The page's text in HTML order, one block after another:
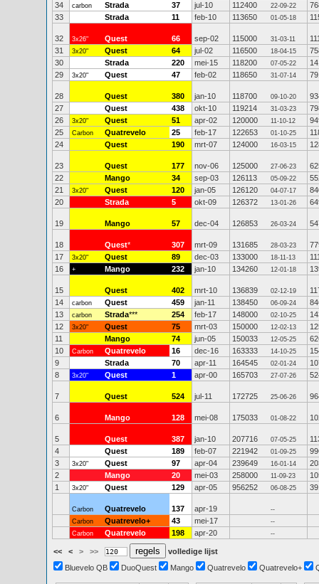
34
carbon Strada 37 jul-10 112400 22-09-22
33
Strada 11 feb-10 113650 01-05-18
32 3x26" Quest 66 sep-02 115000 31-03-11
31
3x20" Quest 64 jul-02 116500 18-04-15
30
Strada 220 mei-15 118200 07-05-22
29
3x20" Quest 47 feb-02 118650 31-07-14
28 Quest 380 jan-10 118700 09-10-20
27
Quest 438 okt-10 119214 31-03-23
26
3x20" Quest 51 apr-02 120000 11-10-12
25
Carbon Quatrevelo 25 feb-17 122653 01-10-25
24
Quest 190 mrt-07 124000 16-03-15
23 Quest 177 nov-06 125000 27-06-23
22
Mango 34 sep-03 126113 05-09-22
21
3x20" Quest 120 jan-05 126120 04-07-17
20
Strada 5 okt-09 126372 13-01-26
19 Mango 57 dec-04 126853 26-03-24
18 Quest* 307 mrt-09 131685 28-03-23
17
3x20" Quest 89 dec-03 133000 18-11-13
16
+ Mango 232 jan-10 134260 12-01-18
15 Quest 402 mrt-10 136839 02-12-19
14
carbon Quest 459 jan-11 138450 06-09-24
13
carbon Strada*** 254 feb-17 148000 02-10-25
12
3x20" Quest 75 mrt-03 150000 12-02-13
11
Mango 74 jun-05 150033 12-05-25
10
Carbon Quatrevelo 16 dec-16 163333 14-10-25
9
Strada 70 apr-11 164545 02-01-24
8
3x20" Quest 1 apr-00 165703 27-07-26
7 Quest 524 jul-11 172725 25-06-26
6 Mango 128 mei-08 175033 01-08-22
5 Quest 387 jan-10 207716 07-05-25
4
Quest 189 feb-07 221942 01-09-25
3
3x20" Quest 97 apr-04 239649 16-01-14
2
Mango 20 mei-03 258000 11-09-23
1
3x20" Quest 129 apr-05 956252 06-08-25
Carbon Quatrevelo 137 apr-19
--
Carbon
Quatrevelo+ 43 mei-17
--
Carbon
Quatrevelo 198 apr-20 --
<< < > >>
volledige lijst
Bluevelo QB
DuoQuest Mango Quatrevelo Quatrevelo+